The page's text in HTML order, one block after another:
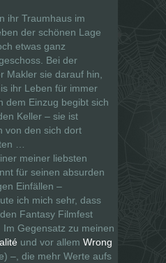
ihr Traumhaus im
der schönen Lage
etwas ganz
Bei der
Makler sie darauf hin,
ihr Leben für immer
dem Einzug begibt sich
Keller – sie ist
von den sich dort
…
meiner liebsten
für seinen absurden
Einfällen –
ich mich sehr, dass
Fantasy Filmfest
Gegensatz zu meinen
und vor allem Wrong
–, die mehr Werte aufs